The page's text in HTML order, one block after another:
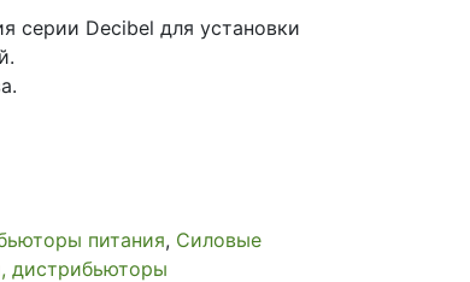
серии Decibel для установки
питания, Силовые
дистрибьюторы